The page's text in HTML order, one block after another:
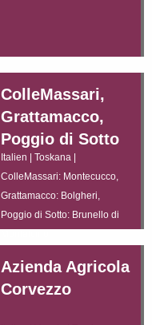
ColleMassari,
Grattamacco,
Poggio di Sotto
Italien | Toskana |
ColleMassari: Montecucco,
Grattamacco: Bolgheri,
Poggio di Sotto: Brunello di
Azienda Agricola
Corvezzo